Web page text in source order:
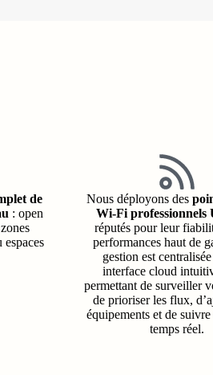
de
: open
espaces
Nous déployons des
Wi-Fi professionnels
réputés pour leur
performances haut de
gestion est
interface cloud
permettant de surveiller
de prioriser les flux,
équipements et de
temps réel.